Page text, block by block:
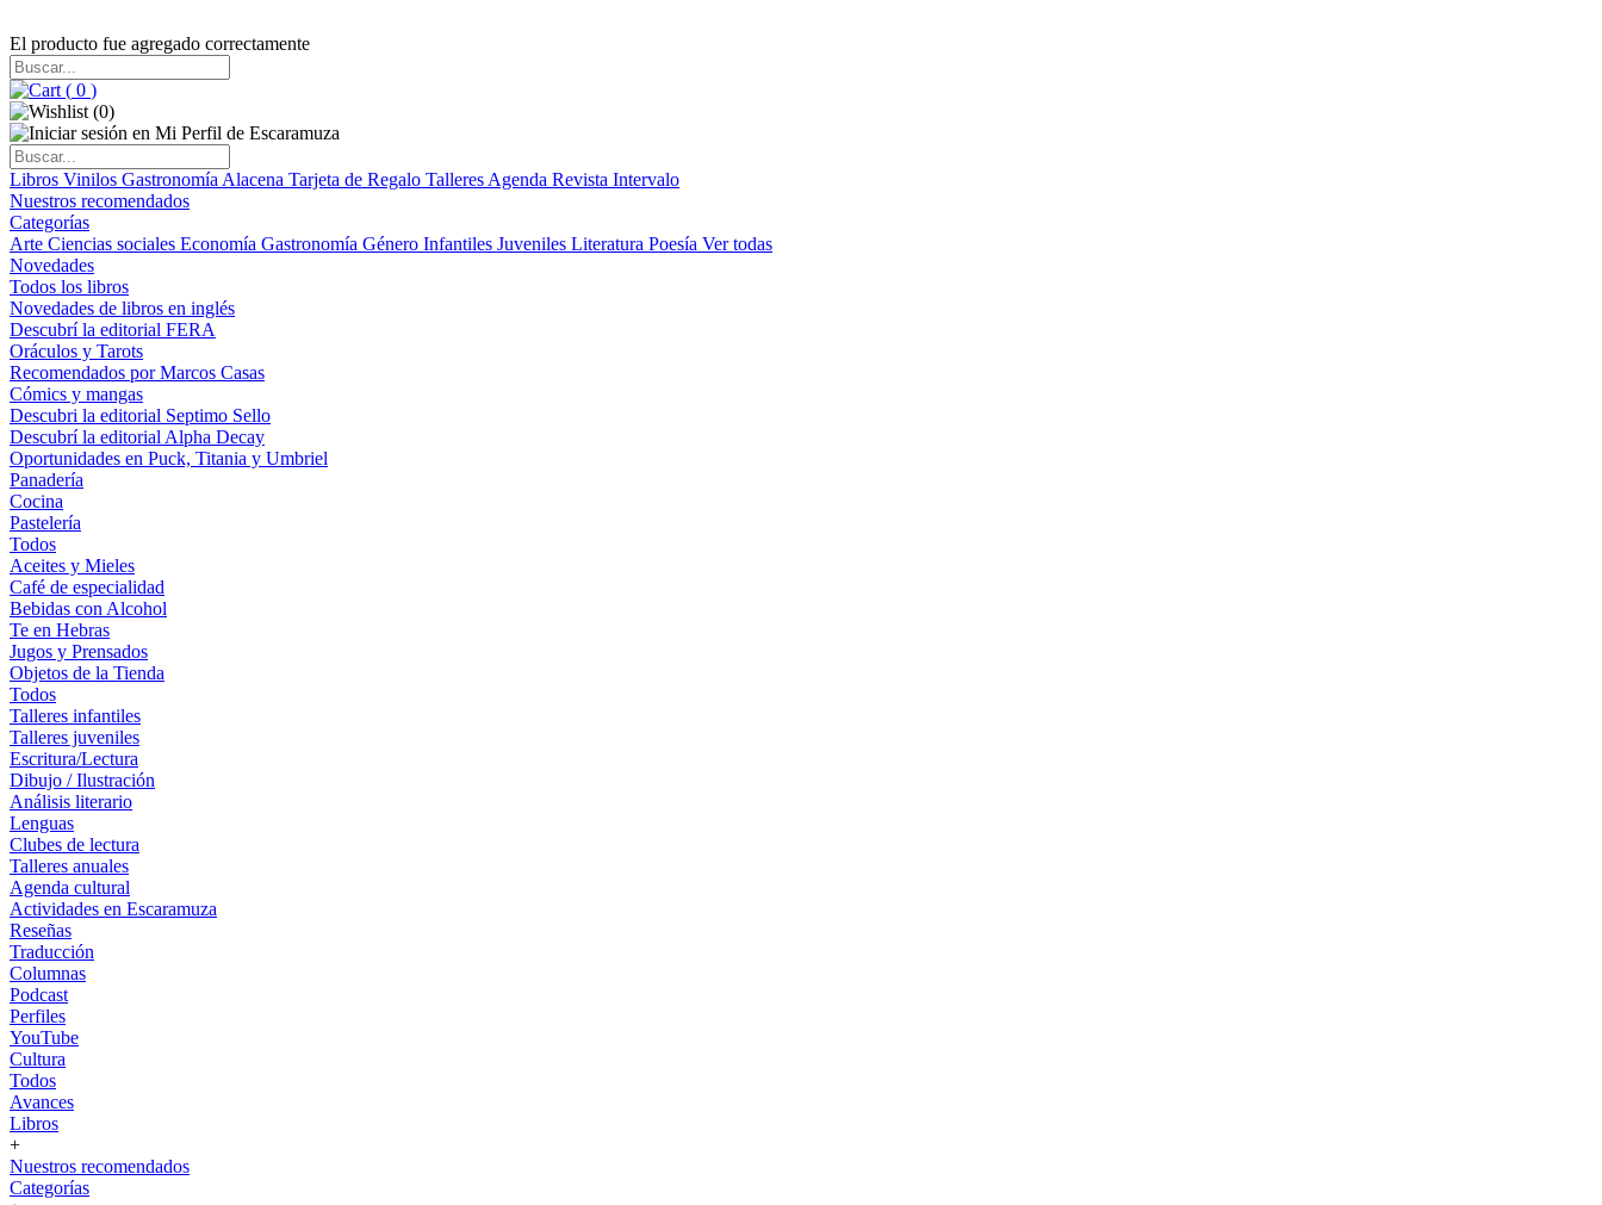
El producto fue agregado correctamente
( 0 )
(0)
Libros Vinilos Gastronomía Alacena Tarjeta de Regalo Talleres Agenda Revista Intervalo
Nuestros recomendados
Categorías
Arte Ciencias sociales Economía Gastronomía Género Infantiles Juveniles Literatura Poesía Ver todas
Novedades
Todos los libros
Novedades de libros en inglés
Descubrí la editorial FERA
Oráculos y Tarots
Recomendados por Marcos Casas
Cómics y mangas
Descubri la editorial Septimo Sello
Descubrí la editorial Alpha Decay
Oportunidades en Puck, Titania y Umbriel
Panadería
Cocina
Pastelería
Todos
Aceites y Mieles
Café de especialidad
Bebidas con Alcohol
Te en Hebras
Jugos y Prensados
Objetos de la Tienda
Todos
Talleres infantiles
Talleres juveniles
Escritura/Lectura
Dibujo / Ilustración
Análisis literario
Lenguas
Clubes de lectura
Talleres anuales
Agenda cultural
Actividades en Escaramuza
Reseñas
Traducción
Columnas
Podcast
Perfiles
YouTube
Cultura
Todos
Avances
Libros
+
Nuestros recomendados
Categorías